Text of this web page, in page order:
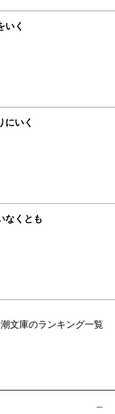
いく
にいく
なくとも
文庫のランキング一覧